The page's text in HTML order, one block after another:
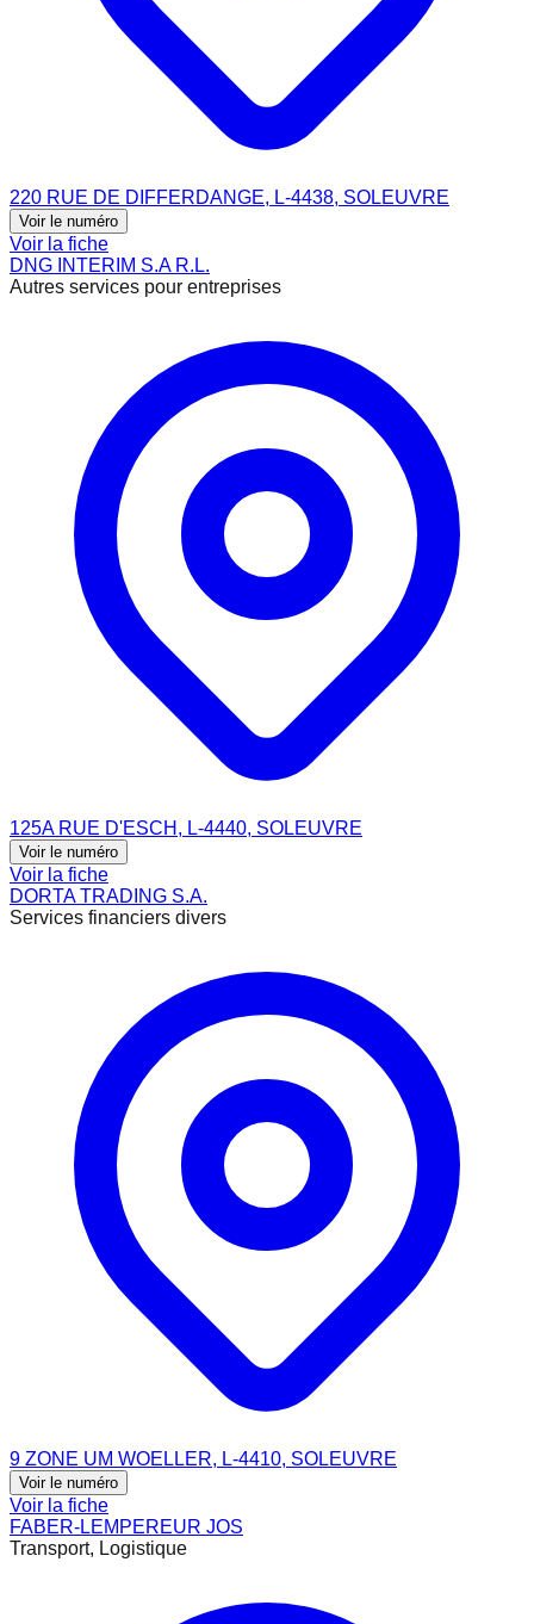
220 RUE DE DIFFERDANGE, L-4438, SOLEUVRE
Voir le numéro
Voir la fiche
DNG INTERIM S.A R.L.
Autres services pour entreprises
125A RUE D'ESCH, L-4440, SOLEUVRE
Voir le numéro
Voir la fiche
DORTA TRADING S.A.
Services financiers divers
9 ZONE UM WOELLER, L-4410, SOLEUVRE
Voir le numéro
Voir la fiche
FABER-LEMPEREUR JOS
Transport, Logistique